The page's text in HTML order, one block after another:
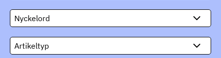
Nyckelord
Artikeltyp